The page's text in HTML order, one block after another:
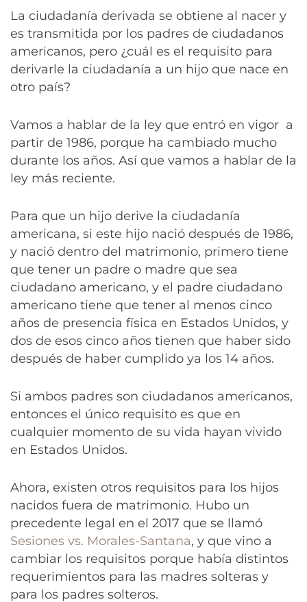
La ciudadanía derivada se obtiene al nacer y
es transmitida por los padres de ciudadanos
americanos, pero ¿cuál es el requisito para
derivarle la ciudadanía a un hijo que nace en
otro país?
Vamos a hablar de la ley que entró en vigor a
partir de 1986, porque ha cambiado mucho
durante los años. Así que vamos a hablar de la
ley más reciente.
Para que un hijo derive la ciudadanía
americana, si este hijo nació después de 1986,
y nació dentro del matrimonio, primero tiene
que tener un padre o madre que sea
ciudadano americano, y el padre ciudadano
americano tiene que tener al menos cinco
años de presencia física en Estados Unidos, y
dos de esos cinco años tienen que haber sido
después de haber cumplido ya los 14 años.
Si ambos padres son ciudadanos americanos,
entonces el único requisito es que en
cualquier momento de su vida hayan vivido
en Estados Unidos.
Ahora, existen otros requisitos para los hijos
nacidos fuera de matrimonio. Hubo un
precedente legal en el 2017 que se llamó
Sesiones vs. Morales-Santana, y que vino a
cambiar los requisitos porque había distintos
requerimientos para las madres solteras y
para los padres solteros.